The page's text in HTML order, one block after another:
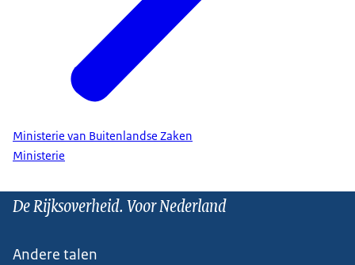
Ministerie van Buitenlandse Zaken
Ministerie
De Rijksoverheid. Voor Nederland
Andere talen